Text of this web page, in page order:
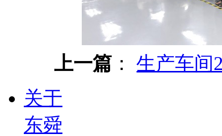
上一篇 ：生产车间
关于
东舜